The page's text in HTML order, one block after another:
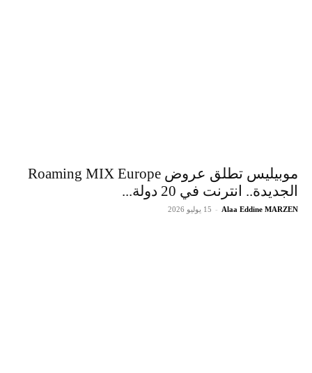
موبيليس تطلق عروض Roaming MIX Europe
الجديدة.. انترنت في 20 دولة...
Alaa Eddine MARZEN
- 15 يوليو 2026